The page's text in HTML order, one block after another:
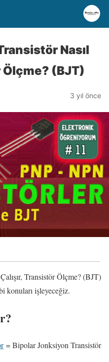
Nasıl
Ölçme? (BJT)
3 yıl önce
Transistör Ölçme? (BJT)
konuları işleyeceğiz.
= Bipolar Jonksiyon Transistör